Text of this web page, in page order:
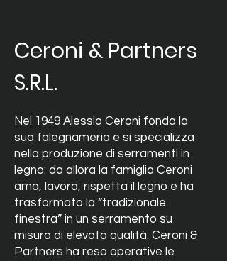
Ceroni & Partners
S.R.L.
Nel 1949 Alessio Ceroni fonda la
sua falegnameria e si specializza
nella produzione di serramenti in
legno: da allora la famiglia Ceroni
ama, lavora, rispetta il legno e ha
trasformato la “tradizionale
finestra” in un serramento su
misura di elevata qualità. Ceroni &
Partners ha reso operative le